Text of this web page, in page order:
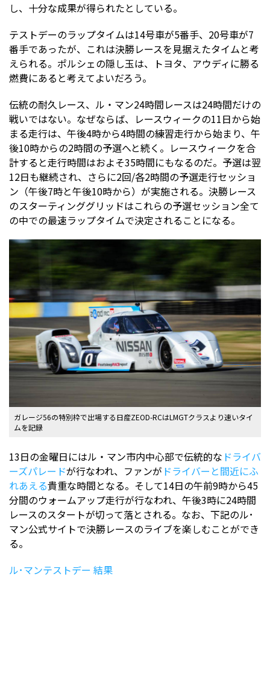
し、十分な成果が得られたとしている。
テストデーのラップタイムは14号車が5番手、20号車が7
番手であったが、これは決勝レースを見据えたタイムと考
えられる。ポルシェの隠し玉は、トヨタ、アウディに勝る
燃費にあると考えてよいだろう。
伝統の耐久レース、ル・マン24時間レースは24時間だけの
戦いではない。なぜならば、レースウィークの11日から始
まる走行は、午後4時から4時間の練習走行から始まり、午
後10時からの2時間の予選へと続く。レースウィークを合
計すると走行時間はおよそ35時間にもなるのだ。予選は翌
12日も継続され、さらに2回/各2時間の予選走行セッショ
ン（午後7時と午後10時から）が実施される。決勝レース
のスターティンググリッドはこれらの予選セッション全て
の中での最速ラップタイムで決定されることになる。
ガレージ56の特別枠で出場する日産ZEOD-RCはLMGTクラスより速いタイ
ムを記録
13日の金曜日にはル・マン市内中心部で伝統的な ドライバ
ーズパレードが行なわれ、ファンが ドライバーと間近にふ
れあえる貴重な時間となる。そして14日の午前9時から45
分間のウォームアップ走行が行なわれ、午後3時に24時間
レースのスタートが切って落とされる。なお、下記のル･
マン公式サイトで決勝レースのライブを楽しむことができ
る。
ル･マンテストデー 結果